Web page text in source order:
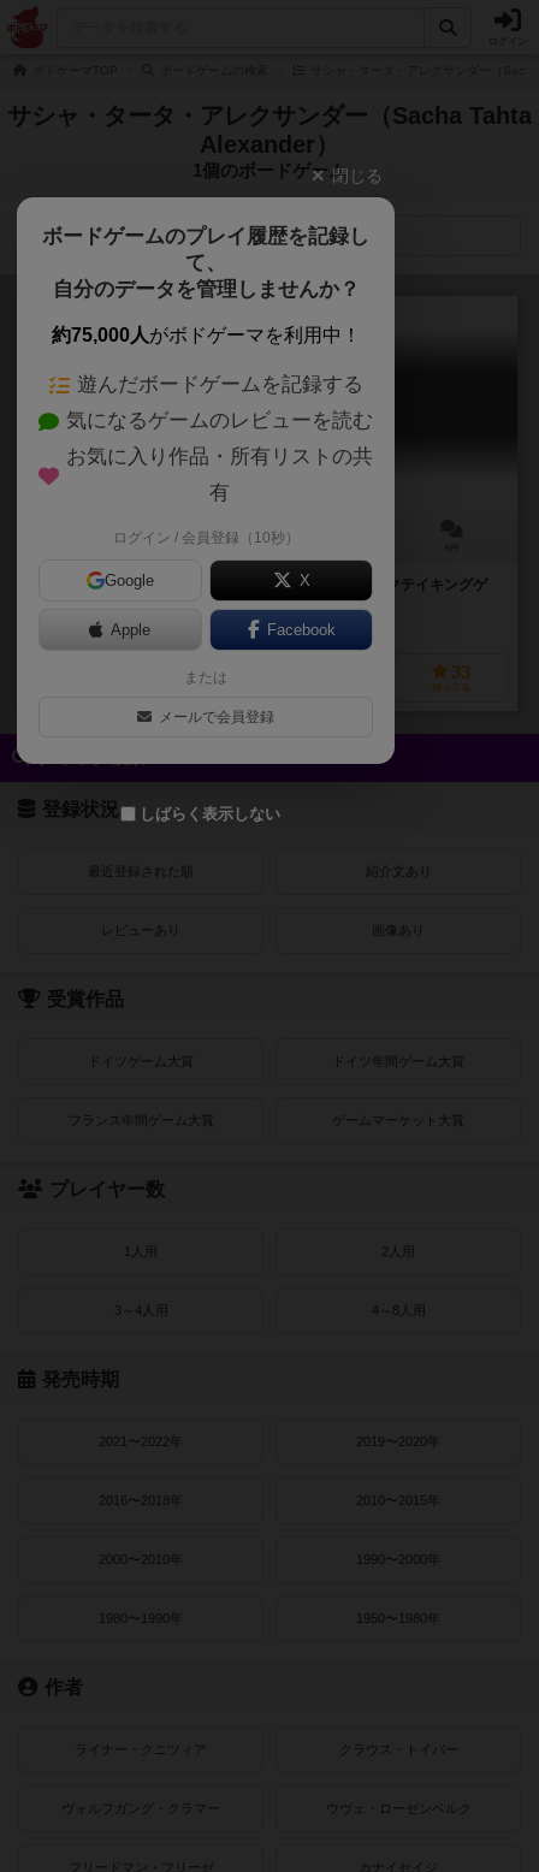
サシャ・タータ・アレクサンダー（Sacha Tahta
Alexander）
1個のボードゲーム
検索メニュー
セントパトリック
St Patrick
20～40分
ハーツとオーヘルを合わせたようなシンプルなトリックテイキングゲ
保険のようなマーカーが特徴的なトリテです。
73
経験あり
33
持ってる
登録状況
最近登録された順 紹介文あり
レビューあり 画像あり
受賞作品
ドイツゲーム大賞 ドイツ年間ゲーム大賞
フランス年間ゲーム大賞 ゲームマーケット大賞
プレイヤー数
1人用 2人用
3～4人用 4～8人用
発売時期
2021〜2022年 2019〜2020年
2016〜2018年 2010〜2015年
2000〜2010年 1990〜2000年
1980〜1990年 1950〜1980年
作者
ライナー・クニツィア クラウス・トイバー
ヴォルフガング・クラマー ウヴェ・ローゼンベルク
フリードマン・フリーゼ カナイセイジ
閉じる
ボードゲームのプレイ履歴を記録し
て、
自分のデータを管理しませんか？
約75,000人がボドゲーマを利用中！
遊んだボードゲームを記録する
気になるゲームのレビューを読む
お気に入り作品・所有リストの共
有
ログイン / 会員登録（10秒）
Google X
Apple Facebook
または
メールで会員登録
しばらく表示しない